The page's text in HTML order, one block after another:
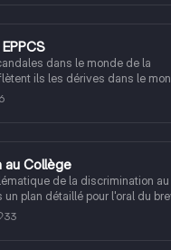
dans le monde de la
ils les dérives dans le
au Collège
de la discrimination au
un plan détaillé pour l'oral du
les différents types de
compris le racisme, le sexisme
33